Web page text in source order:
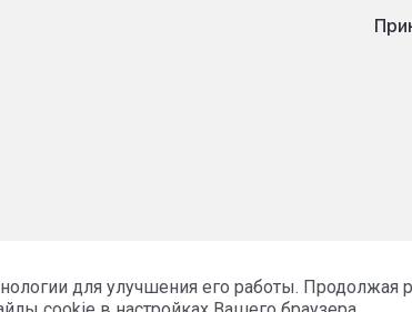
для улучшения его работы. Продолжая